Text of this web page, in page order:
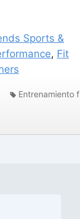
Sports &
, Fit
Entrenamiento